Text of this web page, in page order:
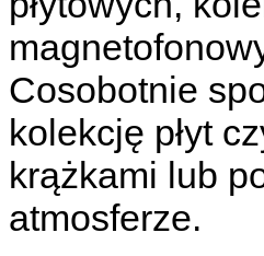
Cosobotnie
kolekcję płyt
krążkami lub
atmosferze.